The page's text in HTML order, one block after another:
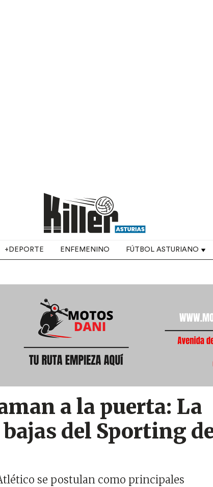
+DEPORTE ENFEMENINO FÚTBOL ASTURIANO
a la puerta: La
del Sporting
se postulan como principales